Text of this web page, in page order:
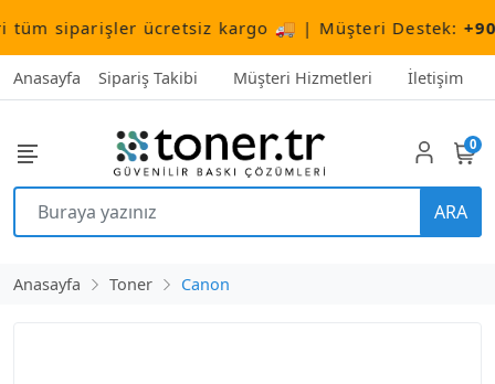
siparişler ücretsiz kargo 🚚 | Müşteri Destek:+90
Anasayfa Sipariş Takibi Müşteri Hizmetleri İletişim
ARA
0
Anasayfa Toner Canon